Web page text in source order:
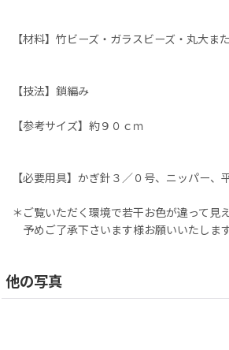
【材料】竹ビーズ・ガラスビーズ・丸大
【技法】鎖編み
【参考サイズ】約９０ｃｍ
【必要用具】かぎ針３／０号、ニッパー、
＊ご覧いただく環境で若干お色が違って見
予めご了承下さいます様お願いいたします
他の写真